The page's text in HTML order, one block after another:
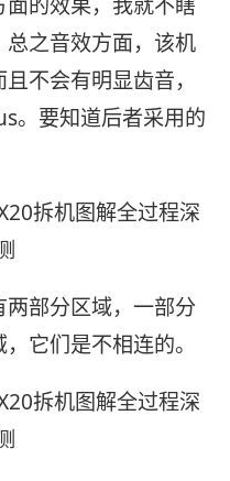
的效果，我就不瞎
之音效方面，该机
不会有明显齿音，
。要知道后者采用的
部分区域，一部分
它们是不相连的。